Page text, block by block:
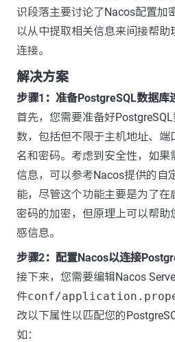
识段落主要讨论了Nacos配置加
以从中提取相关信息来间接帮助
连接。
解决方案
步骤1：准备PostgreSQL数据库
首先，您需要准备好
数，包括但不限于主机地址、端
名和密码。考虑到安全性，如果
信息，可以参考Nacos提供的自
能，尽管这个功能主要是为了在
密码的加密，但原理上可以帮助
感信息。
步骤2：配置Nacos以连接
接下来，您需要编辑Nacos
件conf/
改以下属性以匹配您的
如：